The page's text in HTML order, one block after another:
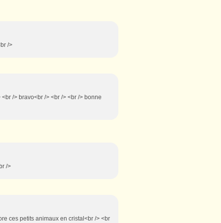
/>
/> bravo<br /> <br /> <br /> bonne
/>
ces petits animaux en cristal<br /> <br